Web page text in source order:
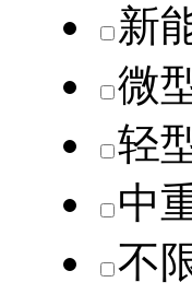
新
微
轻
中
不